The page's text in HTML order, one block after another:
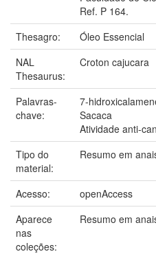
Ref. P 164.
Thesagro:
Óleo Essencial
NAL
Thesaurus:
Croton cajucara
Palavras-
chave:
7-
Sacaca
Atividade anti-
Tipo do
material:
Resumo em
Acesso:
openAccess
Aparece
nas
coleções:
Resumo em